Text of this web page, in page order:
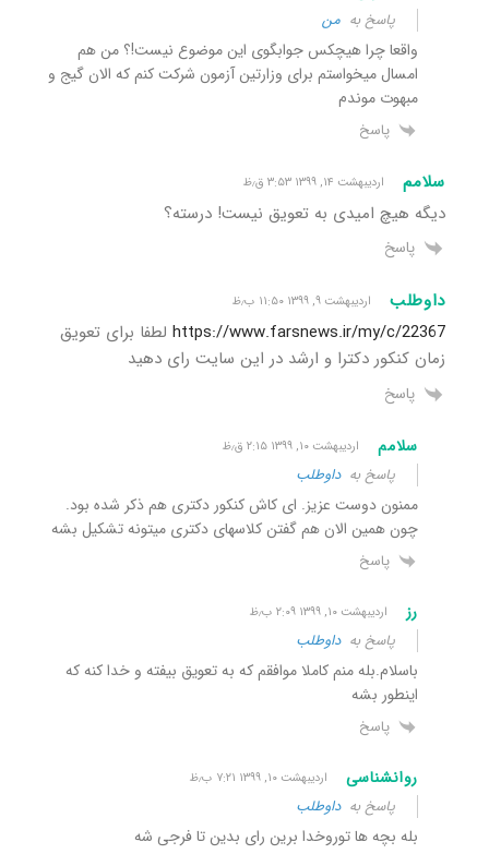
پاسخ به من
واقعا چرا هیچکس جوابگوی این موضوع نیست!؟ من هم
امسال میخواستم برای وزارتین آزمون شرکت کنم که الان گیج و
مبهوت موندم
پاسخ
سلامم اردیبهشت ۱۴, ۱۳۹۹ ۳:۵۳ ق٫ظ
دیگه هیچ امیدی به تعویق نیست! درسته؟
پاسخ
داوطلب اردیبهشت ۹, ۱۳۹۹ ۱۱:۵۰ ب٫ظ
https://www.farsnews.ir/my/c/22367لطفا برای تعویق
زمان کنکور دکترا و ارشد در این سایت رای دهید
پاسخ
سلامم اردیبهشت ۱۰, ۱۳۹۹ ۲:۱۵ ق٫ظ
پاسخ بهداوطلب
ممنون دوست عزیز. ای کاش کنکور دکتری هم ذکر شده بود.
چون همین الان هم گفتن کلاسهای دکتری میتونه تشکیل بشه
پاسخ
رز اردیبهشت ۱۰, ۱۳۹۹ ۲:۰۹ ب٫ظ
پاسخ بهداوطلب
باسلام.بله منم کاملا موافقم که به تعویق بیفته و خدا کنه که
اینطور بشه
پاسخ
روانشناسی اردیبهشت ۱۰, ۱۳۹۹ ۷:۲۱ ب٫ظ
پاسخ بهداوطلب
بله بچه ها توروخدا برین رای بدین تا فرجی شه